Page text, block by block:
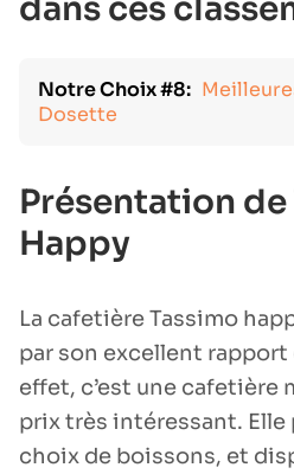
dans ces
Notre Choix #8:
Dosette
Présentation de
Happy
La cafetière Tassimo
par son excellent rapport
effet, c’est une cafetière
prix très intéressant. Elle
choix de boissons, et